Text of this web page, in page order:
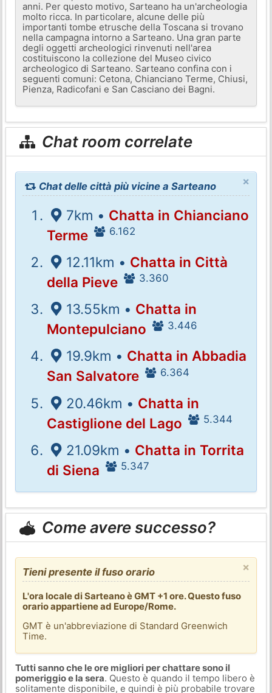
anni. Per questo motivo, Sarteano ha un'archeologia
molto ricca. In particolare, alcune delle più
importanti tombe etrusche della Toscana si trovano
nella campagna intorno a Sarteano. Una gran parte
degli oggetti archeologici rinvenuti nell'area
costituiscono la collezione del Museo civico
archeologico di Sarteano. Sarteano confina con i
seguenti comuni: Cetona, Chianciano Terme, Chiusi,
Pienza, Radicofani e San Casciano dei Bagni.
Chat room correlate
×
Chat delle città più vicine a Sarteano
7km • Chatta in Chianciano
Terme
6.162
12.11km • Chatta in Città
della Pieve
3.360
13.55km • Chatta in
Montepulciano
3.446
19.9km • Chatta in Abbadia
San Salvatore
6.364
20.46km • Chatta in
Castiglione del Lago
5.344
21.09km • Chatta in Torrita
di Siena
5.347
Come avere successo?
×
Tieni presente il fuso orario
L'ora locale di Sarteano è GMT +1 ore. Questo fuso
orario appartiene ad Europe/Rome.
GMT è un'abbreviazione di Standard Greenwich
Time.
Tutti sanno che le ore migliori per chattare sono il
pomeriggio e la sera. Questo è quando il tempo libero è
solitamente disponibile, e quindi è più probabile trovare